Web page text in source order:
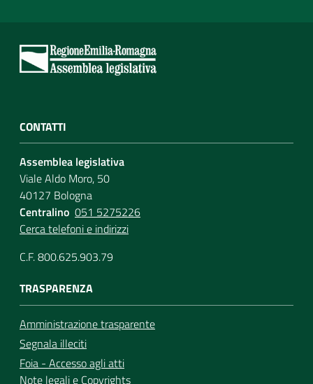
CONTATTI
Assemblea legislativa
Viale Aldo Moro, 50
40127 Bologna
Centralino 051 5275226
Cerca telefoni e indirizzi
C.F. 800.625.903.79
TRASPARENZA
Amministrazione trasparente
Segnala illeciti
Foia - Accesso agli atti
Note legalie Copyrights